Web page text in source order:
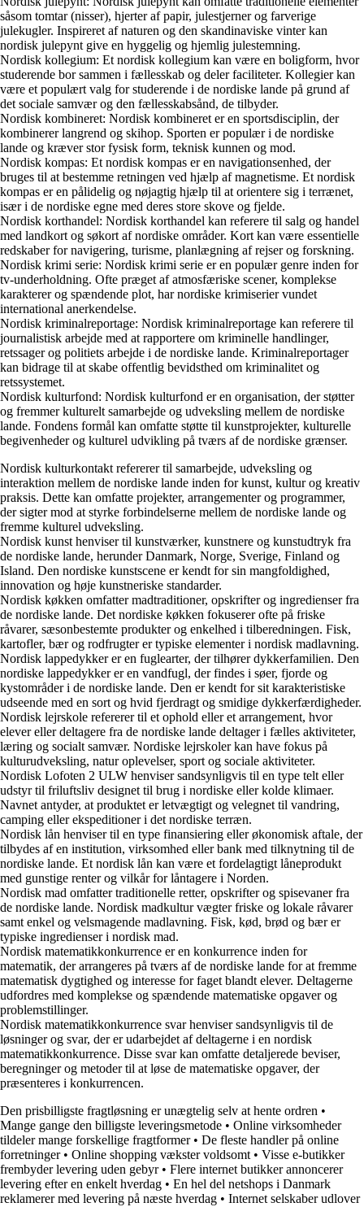
såsom tomtar (nisser), hjerter af papir, julestjerner og farverige
julekugler. Inspireret af naturen og den skandinaviske vinter kan
nordisk julepynt give en hyggelig og hjemlig julestemning.
Nordisk kollegium: Et nordisk kollegium kan være en boligform, hvor
studerende bor sammen i fællesskab og deler faciliteter. Kollegier kan
være et populært valg for studerende i de nordiske lande på grund af
det sociale samvær og den fællesskabsånd, de tilbyder.
Nordisk kombineret: Nordisk kombineret er en sportsdisciplin, der
kombinerer langrend og skihop. Sporten er populær i de nordiske
lande og kræver stor fysisk form, teknisk kunnen og mod.
Nordisk kompas: Et nordisk kompas er en navigationsenhed, der
bruges til at bestemme retningen ved hjælp af magnetisme. Et nordisk
kompas er en pålidelig og nøjagtig hjælp til at orientere sig i terrænet,
især i de nordiske egne med deres store skove og fjelde.
Nordisk korthandel: Nordisk korthandel kan referere til salg og handel
med landkort og søkort af nordiske områder. Kort kan være essentielle
redskaber for navigering, turisme, planlægning af rejser og forskning.
Nordisk krimi serie: Nordisk krimi serie er en populær genre inden for
tv-underholdning. Ofte præget af atmosfæriske scener, komplekse
karakterer og spændende plot, har nordiske krimiserier vundet
international anerkendelse.
Nordisk kriminalreportage: Nordisk kriminalreportage kan referere til
journalistisk arbejde med at rapportere om kriminelle handlinger,
retssager og politiets arbejde i de nordiske lande. Kriminalreportager
kan bidrage til at skabe offentlig bevidsthed om kriminalitet og
retssystemet.
Nordisk kulturfond: Nordisk kulturfond er en organisation, der støtter
og fremmer kulturelt samarbejde og udveksling mellem de nordiske
lande. Fondens formål kan omfatte støtte til kunstprojekter, kulturelle
begivenheder og kulturel udvikling på tværs af de nordiske grænser.
Nordisk kulturkontakt refererer til samarbejde, udveksling og
interaktion mellem de nordiske lande inden for kunst, kultur og kreativ
praksis. Dette kan omfatte projekter, arrangementer og programmer,
der sigter mod at styrke forbindelserne mellem de nordiske lande og
fremme kulturel udveksling.
Nordisk kunst henviser til kunstværker, kunstnere og kunstudtryk fra
de nordiske lande, herunder Danmark, Norge, Sverige, Finland og
Island. Den nordiske kunstscene er kendt for sin mangfoldighed,
innovation og høje kunstneriske standarder.
Nordisk køkken omfatter madtraditioner, opskrifter og ingredienser fra
de nordiske lande. Det nordiske køkken fokuserer ofte på friske
råvarer, sæsonbestemte produkter og enkelhed i tilberedningen. Fisk,
kartofler, bær og rodfrugter er typiske elementer i nordisk madlavning.
Nordisk lappedykker er en fuglearter, der tilhører dykkerfamilien. Den
nordiske lappedykker er en vandfugl, der findes i søer, fjorde og
kystområder i de nordiske lande. Den er kendt for sit karakteristiske
udseende med en sort og hvid fjerdragt og smidige dykkerfærdigheder.
Nordisk lejrskole refererer til et ophold eller et arrangement, hvor
elever eller deltagere fra de nordiske lande deltager i fælles aktiviteter,
læring og socialt samvær. Nordiske lejrskoler kan have fokus på
kulturudveksling, natur oplevelser, sport og sociale aktiviteter.
Nordisk Lofoten 2 ULW henviser sandsynligvis til en type telt eller
udstyr til friluftsliv designet til brug i nordiske eller kolde klimaer.
Navnet antyder, at produktet er letvægtigt og velegnet til vandring,
camping eller ekspeditioner i det nordiske terræn.
Nordisk lån henviser til en type finansiering eller økonomisk aftale, der
tilbydes af en institution, virksomhed eller bank med tilknytning til de
nordiske lande. Et nordisk lån kan være et fordelagtigt låneprodukt
med gunstige renter og vilkår for låntagere i Norden.
Nordisk mad omfatter traditionelle retter, opskrifter og spisevaner fra
de nordiske lande. Nordisk madkultur vægter friske og lokale råvarer
samt enkel og velsmagende madlavning. Fisk, kød, brød og bær er
typiske ingredienser i nordisk mad.
Nordisk matematikkonkurrence er en konkurrence inden for
matematik, der arrangeres på tværs af de nordiske lande for at fremme
matematisk dygtighed og interesse for faget blandt elever. Deltagerne
udfordres med komplekse og spændende matematiske opgaver og
problemstillinger.
Nordisk matematikkonkurrence svar henviser sandsynligvis til de
løsninger og svar, der er udarbejdet af deltagerne i en nordisk
matematikkonkurrence. Disse svar kan omfatte detaljerede beviser,
beregninger og metoder til at løse de matematiske opgaver, der
præsenteres i konkurrencen.
Den prisbilligste fragtløsning er unægtelig selv at hente ordren •
Mange gange den billigste leveringsmetode • Online virksomheder
tildeler mange forskellige fragtformer• De fleste handler på online
forretninger• Online shopping vækster voldsomt • Visse e-butikker
frembyder levering uden gebyr• Flere internet butikker annoncerer
levering efter en enkelt hverdag • En hel del netshops i Danmark
reklamerer med levering på næste hverdag • Internet selskaber udlover